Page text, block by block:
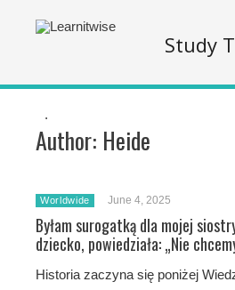
Study
.
Author: Heide
Worldwide June 4, 2025
Byłam surogatką dla mojej
dziecko, powiedziała: „Nie
Historia zaczyna się poniżej